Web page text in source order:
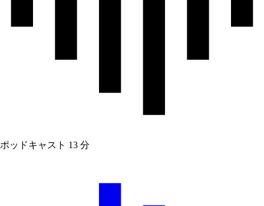
ポッドキャスト 13 分